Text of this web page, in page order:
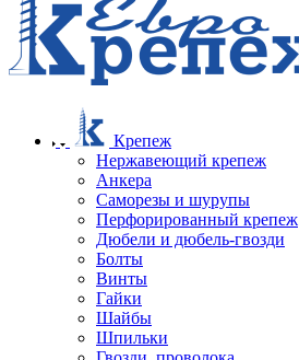
Крепеж
Нержавеющий крепеж
Анкера
Саморезы и шурупы
Перфорированный крепеж
Дюбели и дюбель-гвозди
Болты
Винты
Гайки
Шайбы
Шпильки